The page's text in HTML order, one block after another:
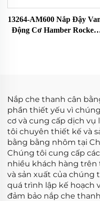
13264-AM600 Nắp Đậy
Động Cơ Hamber Rocker
Nắp che thanh cân
phần thiết yếu vì
cơ và cung cấp dịch vụ
tôi chuyên thiết kế và
bằng bằng nhôm tại
Chúng tôi cung cấp
nhiều khách hàng trên
và sản xuất của chúng
quá trình lập kế hoạch
đảm bảo nắp che